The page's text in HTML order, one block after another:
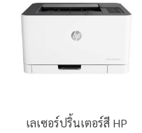
เลเซอร์ปริ้นเตอร์สี HP